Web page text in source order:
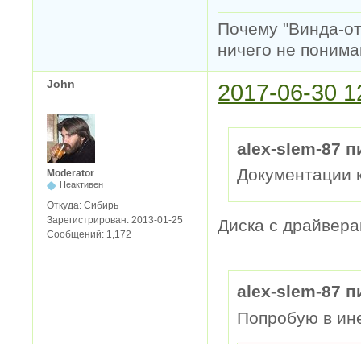
Почему "Винда-
ничего не
John 2017-06-30
Moderator
Неактивен
Откуда: Сибирь
Зарегистрирован: 2013-01-25
Сообщений: 1,172
alex-slem-87
Документации
Диска с
alex-slem-87
Попробую в